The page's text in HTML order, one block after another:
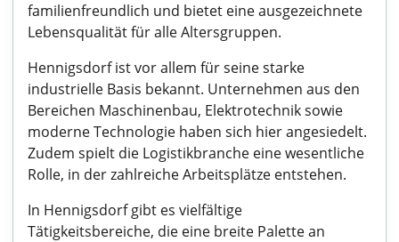
familienfreundlich und bietet eine ausgezeichnete
Lebensqualität für alle Altersgruppen.
Hennigsdorf ist vor allem für seine starke
industrielle Basis bekannt. Unternehmen aus den
Bereichen Maschinenbau, Elektrotechnik sowie
moderne Technologie haben sich hier angesiedelt.
Zudem spielt die Logistikbranche eine wesentliche
Rolle, in der zahlreiche Arbeitsplätze entstehen.
In Hennigsdorf gibt es vielfältige
Tätigkeitsbereiche, die eine breite Palette an